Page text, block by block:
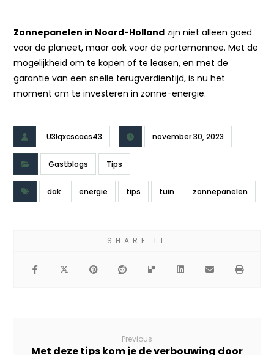
Zonnepanelen in Noord-Holland zijn niet alleen goed
voor de planeet, maar ook voor de portemonnee. Met de
mogelijkheid om te kopen of te leasen, en met de
garantie van een snelle terugverdientijd, is nu het
moment om te investeren in zonne-energie.
U3lqxcscacs43 november 30, 2023
Gastblogs Tips
dak energie tips tuin zonnepanelen
Previous
Met deze tips kom je de verbouwing door